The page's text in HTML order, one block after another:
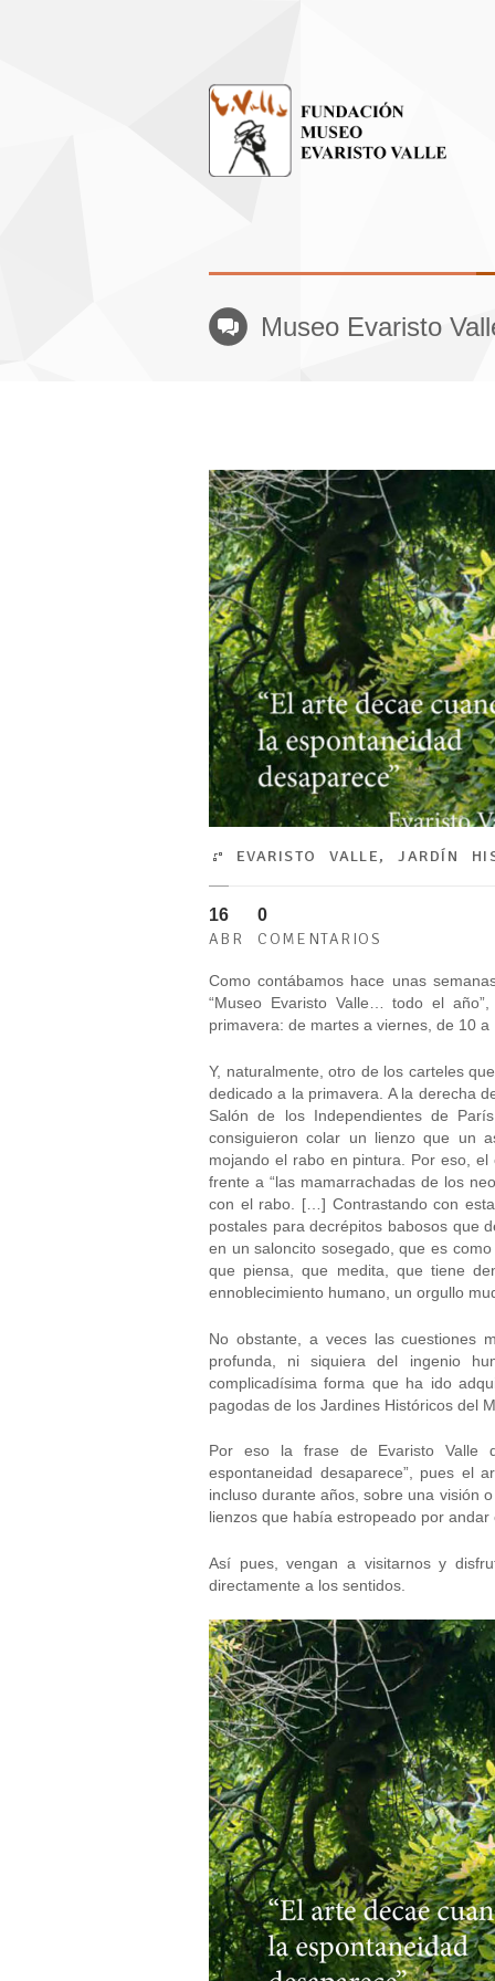
Museo Evaristo
EVARISTO VALLE,JARDÍN
16
ABR
0
COMENTARIOS
Como contábamos hace unas
“Museo Evaristo Valle… todo el
primavera: de martes a viernes, de 10
Y, naturalmente, otro de los carteles
dedicado a la primavera. A la derecha
Salón de los Independientes de
consiguieron colar un lienzo que un
mojando el rabo en pintura. Por eso,
frente a “las mamarrachadas de los
con el rabo. […] Contrastando con
postales para decrépitos babosos que
en un saloncito sosegado, que es
que piensa, que medita, que tiene
ennoblecimiento humano, un orgullo
No obstante, a veces las cuestiones
profunda, ni siquiera del ingenio
complicadísima forma que ha ido
pagodas de los Jardines Históricos del
Por eso la frase de Evaristo Valle
espontaneidad desaparece”, pues el
incluso durante años, sobre una visión
lienzos que había estropeado por
Así pues, vengan a visitarnos y
directamente a los sentidos.